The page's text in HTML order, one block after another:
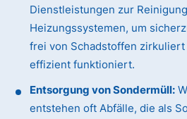
Dienstleistungen zur
Heizungssystemen, um
frei von Schadstoffen zirkuliert
effizient funktioniert.
Entsorgung von Sondermüll:
entstehen oft Abfälle, die als